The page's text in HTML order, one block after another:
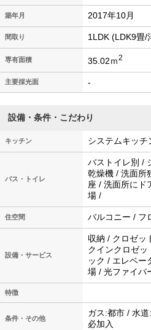
築年月 2017年10月
間取り 1LDK (LDK9畳/
専有面積 35.02ｍ2
主要採光面 -
設備・条件・こだわり
キッチン システムキッ
バス・トイレ
バストイレ別 /
乾燥機 / 洗面所
座 / 洗面所にド
場 /
住空間 バルコニー / フ
設備・サービス
収納 / クロゼッ
クインクロゼッ
ック / エレベー
場 / 光ファイバ
特徴
条件・その他
ガス:都市 / 水
必加入